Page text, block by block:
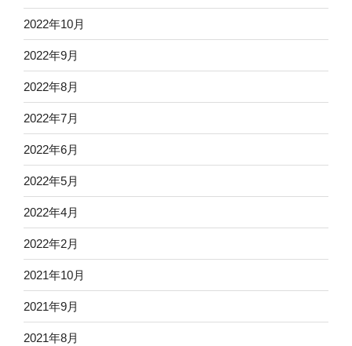
2022年10月
2022年9月
2022年8月
2022年7月
2022年6月
2022年5月
2022年4月
2022年2月
2021年10月
2021年9月
2021年8月